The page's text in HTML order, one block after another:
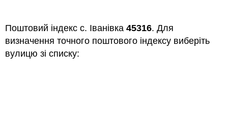
Поштовий індекс с. Іванівка 45316. Для
визначення точного поштового індексу виберіть
вулицю зі списку: